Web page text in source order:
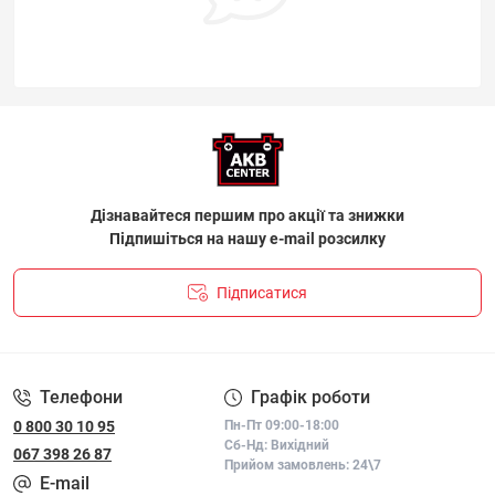
Дізнавайтеся першим про акції та знижки
Підпишіться на нашу e-mail розсилку
Підписатися
Телефони
0 800 30 10 95
067 398 26 87
Графік роботи
Пн-Пт 09:00-18:00
Сб-Нд: Вихідний
Прийом замовлень: 24\7
E-mail